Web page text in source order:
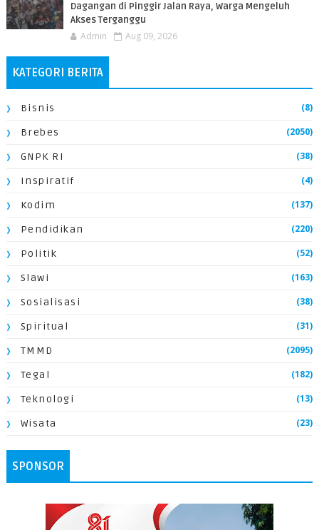
Dagangan di Pinggir Jalan Raya, Warga Mengeluh
Akses Terganggu
Admin Aug 09, 2026
KATEGORI BERITA
Bisnis (8)
Brebes (2050)
GNPK RI (38)
Inspiratif (4)
Kodim (137)
Pendidikan (220)
Politik (52)
Slawi (163)
Sosialisasi (38)
Spiritual (31)
TMMD (2095)
Tegal (182)
Teknologi (13)
Wisata (23)
SPONSOR